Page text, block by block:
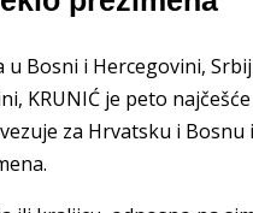
u Bosni i Hercegovini,
KRUNIĆ je peto
za Hrvatsku i